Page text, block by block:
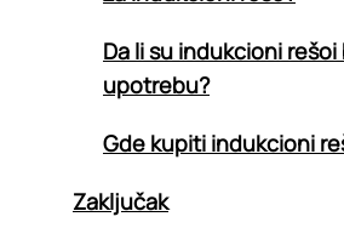
Da li su indukcioni
upotrebu?
Gde kupiti indukcioni
Zaključak